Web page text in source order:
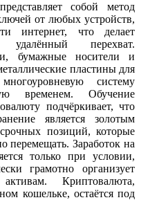
собой метод
от любых устройств,
интернет, что делает
перехват.
бумажные носители и
пластины для
систему
временем. Обучение
подчёркивает, что
является золотым
позиций, которые
перемещать. Заработок на
только при условии,
грамотно организует
Криптовалюта,
кошельке, остаётся под